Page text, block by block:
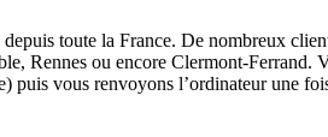
depuis toute la France. De nombreux
Rennes ou encore Clermont-Ferrand.
puis vous renvoyons l’ordinateur une